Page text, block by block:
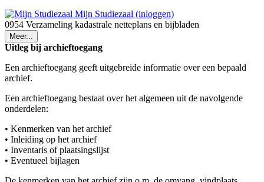
Mijn Studiezaal (inloggen)
0954 Verzameling kadastrale netteplans en bijbladen
Meer...
Uitleg bij archieftoegang
Een archieftoegang geeft uitgebreide informatie over een bepaald
archief.
Een archieftoegang bestaat over het algemeen uit de navolgende
onderdelen:
• Kenmerken van het archief
• Inleiding op het archief
• Inventaris of plaatsingslijst
• Eventueel bijlagen